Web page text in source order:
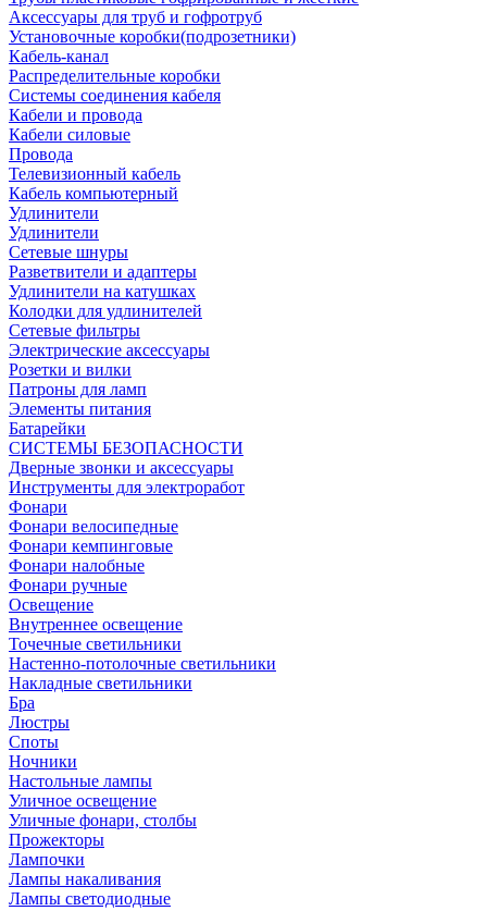
Аксессуары для труб и гофротруб
Установочные коробки(подрозетники)
Кабель-канал
Распределительные коробки
Системы соединения кабеля
Кабели и провода
Кабели силовые
Провода
Телевизионный кабель
Кабель компьютерный
Удлинители
Удлинители
Сетевые шнуры
Разветвители и адаптеры
Удлинители на катушках
Колодки для удлинителей
Сетевые фильтры
Электрические аксессуары
Розетки и вилки
Патроны для ламп
Элементы питания
Батарейки
СИСТЕМЫ БЕЗОПАСНОСТИ
Дверные звонки и аксессуары
Инструменты для электроработ
Фонари
Фонари велосипедные
Фонари кемпинговые
Фонари налобные
Фонари ручные
Освещение
Внутреннее освещение
Точечные светильники
Настенно-потолочные светильники
Накладные светильники
Бра
Люстры
Споты
Ночники
Настольные лампы
Уличное освещение
Уличные фонари, столбы
Прожекторы
Лампочки
Лампы накаливания
Лампы светодиодные